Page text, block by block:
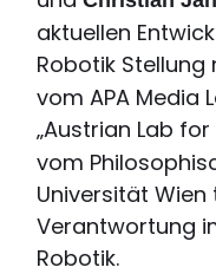
aktuellen
Robotik
vom APA Media
„Austrian Lab for
vom
Universität
Verantwortung
Robotik.